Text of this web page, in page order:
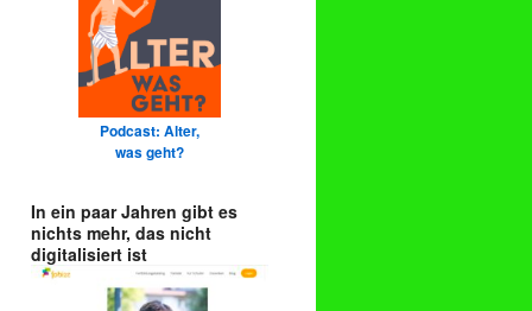
Podcast: Alter,
was geht?
In ein paar Jahren gibt es
nichts mehr, das nicht
digitalisiert ist